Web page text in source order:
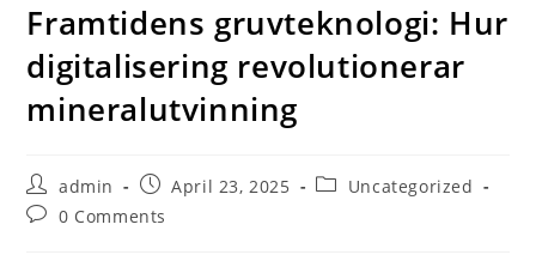
Framtidens gruvteknologi: Hur
digitalisering revolutionerar
mineralutvinning
Post
author:
admin
Post
published:
April 23, 2025
PostUncategorized
Post0 Comments